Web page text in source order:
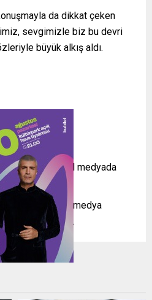
da dikkat çeken
sevgimizle biz bu devri
büyük alkış aldı.
hem de sosyal medyada
ve sosyal medya
tepkilere yol açtı.